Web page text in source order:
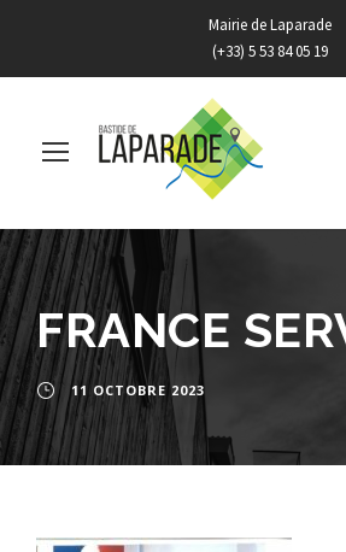
Mairie de Laparade
(+33) 5 53 84 05 19
FRANCE
11 OCTOBRE 2023